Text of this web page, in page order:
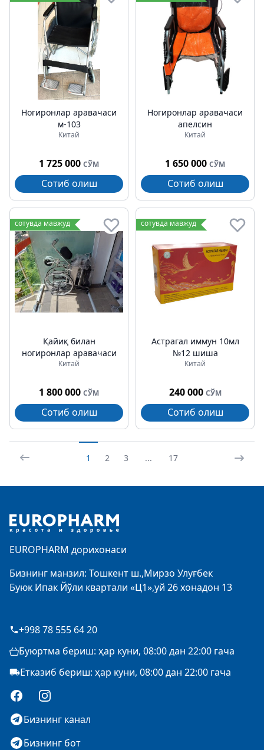
Ногиронлар аравачаси
м-103
Китай
1 725 000 СЎМ
Сотиб олиш
Ногиронлар аравачаси
апелсин
Китай
1 650 000 СЎМ
Сотиб олиш
сотувда мавжуд
Қайиқ билан
ногиронлар аравачаси
Китай
1 800 000 СЎМ
Сотиб олиш
сотувда мавжуд
Астрагал иммун 10мл
№12 шиша
Китай
240 000 СЎМ
Сотиб олиш
1 2 3 ... 17
EUROPHARM дорихонаси
Бизнинг манзил: Тошкент ш.,Мирзо Улуғбек
Буюк Ипак Йўли квартали «Ц1»,уй 26 хонадон 13
+998 78 555 64 20
Буюртма бериш: ҳар куни, 08:00 дан 22:00 гача
Етказиб бериш: ҳар куни, 08:00 дан 22:00 гача
FacebookInstagram
Бизнинг канал
Бизнинг бот